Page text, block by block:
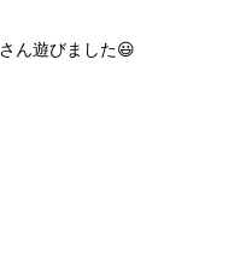
ん遊びました😃